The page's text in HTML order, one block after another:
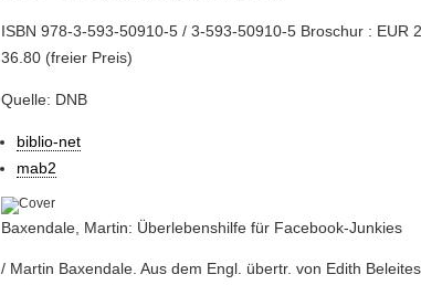
ISBN 978-3-593-50910-5 / 3-593-50910-5 Broschur : EUR
36.80 (freier Preis)
Quelle: DNB
biblio-net
mab2
Baxendale, Martin: Überlebenshilfe für Facebook-Junkies
/ Martin Baxendale. Aus dem Engl. übertr. von Edith